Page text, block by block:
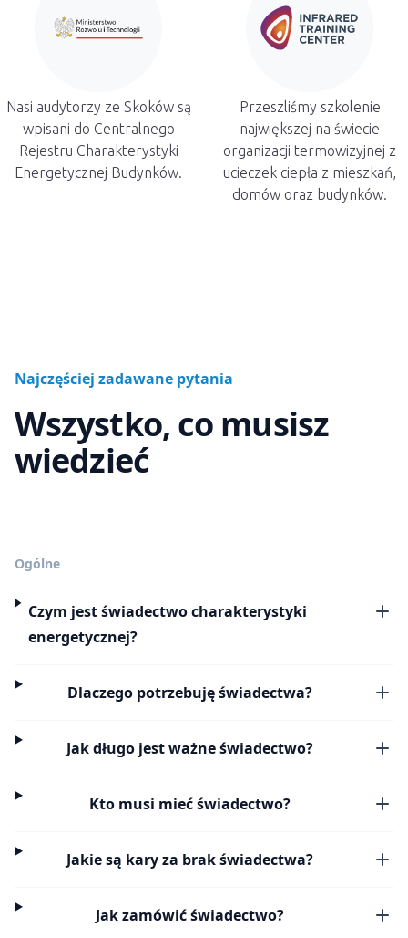
Nasi audytorzy ze Skoków są
wpisani do Centralnego
Rejestru Charakterystyki
Energetycznej Budynków.
Przeszliśmy szkolenie
największej na świecie
organizacji termowizyjnej z
ucieczek ciepła z mieszkań,
domów oraz budynków.
Najczęściej zadawane pytania
Wszystko, co musisz
wiedzieć
Ogólne
Czym jest świadectwo charakterystyki
energetycznej?
Dlaczego potrzebuję świadectwa?
Jak długo jest ważne świadectwo?
Kto musi mieć świadectwo?
Jakie są kary za brak świadectwa?
Jak zamówić świadectwo?